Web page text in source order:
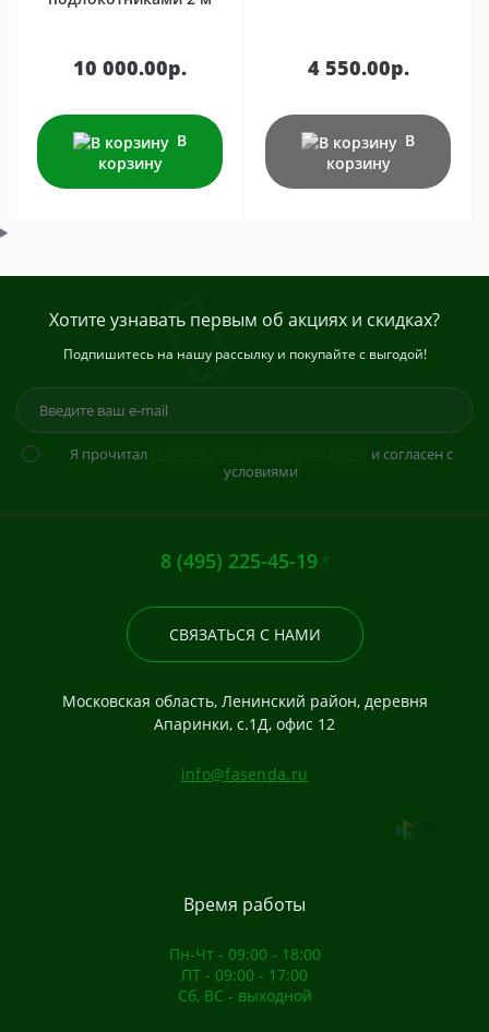
10 000.00р.
В
корзину
4 550.00р.
В
корзину
Хотите узнавать первым об акциях и скидках?
Подпишитесь на нашу рассылку и покупайте с выгодой!
Я прочитал
и согласен с
условиями
8 (495) 225-45-19
СВЯЗАТЬСЯ С НАМИ
Московская область, Ленинский район, деревня
Апаринки, с.1Д, офис 12
info@fasenda.ru
Время работы
Пн-Чт - 09:00 - 18:00
ПТ - 09:00 - 17:00
Сб, ВС - выходной